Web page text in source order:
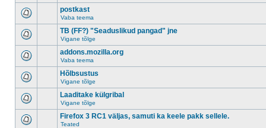
postkast
Vaba teema
TB (FF?) "Seaduslikud pangad" jne
Vigane tõlge
addons.mozilla.org
Vaba teema
Hõlbsustus
Vigane tõlge
Laaditake külgribal
Vigane tõlge
Firefox 3 RC1 väljas, samuti ka keele pakk sellele.
Teated